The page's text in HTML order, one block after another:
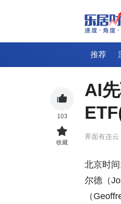
推荐
AI
界面有连云
北京时
尔德（
（
103
收藏